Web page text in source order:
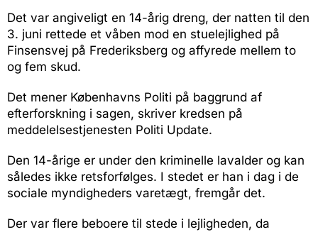
Det var angiveligt en 14-årig dreng, der natten til den
3. juni rettede et våben mod en stuelejlighed på
Finsensvej på Frederiksberg og affyrede mellem to
og fem skud.
Det mener Københavns Politi på baggrund af
efterforskning i sagen, skriver kredsen på
meddelelsestjenesten Politi Update.
Den 14-årige er under den kriminelle lavalder og kan
således ikke retsforfølges. I stedet er han i dag i de
sociale myndigheders varetægt, fremgår det.
Der var flere beboere til stede i lejligheden, da